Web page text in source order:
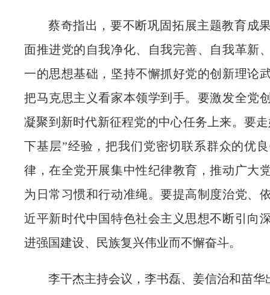
蔡奇指出，要不断巩固拓展主题教育成
面推进党的自我净化、自我完善、自我革新
一的思想基础，坚持不懈抓好党的创新理论
把马克思主义看家本领学到手。要激发全党
凝聚到新时代新征程党的中心任务上来。要
下基层”经验，把我们党密切联系群众的优
律，在全党开展集中性纪律教育，推动广大
为日常习惯和行动准绳。要提高制度治党、
近平新时代中国特色社会主义思想不断引向
进强国建设、民族复兴伟业而不懈奋斗。
李干杰主持会议，李书磊、姜信治和苗华